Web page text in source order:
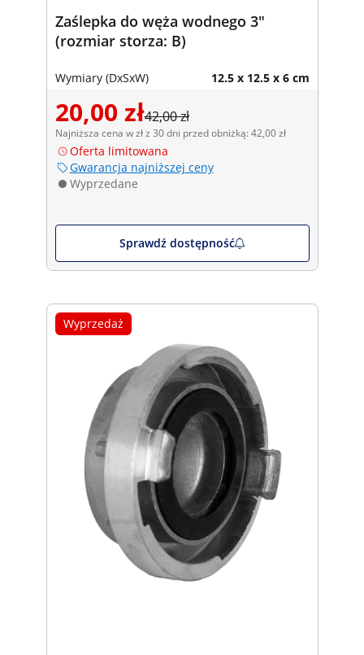
Zaślepka do węża wodnego 3"
(rozmiar storza: B)
Wymiary (DxSxW) 12.5 x 12.5 x 6 cm
20,00 zł42,00 zł
Najniższa cena w zł z 30 dni przed obniżką: 42,00 zł
Oferta limitowana
Gwarancja najniższej ceny
Wyprzedane
Sprawdź dostępność
Wyprzedaż